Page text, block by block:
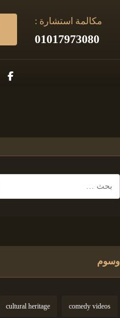
مكالمة استشارة :
01017973080
وسوم
comedy videos
cultural heritage